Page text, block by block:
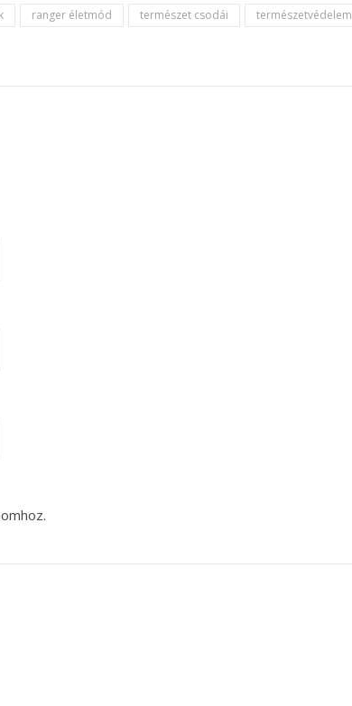
ranger életmód természet csodái
természetvédelem